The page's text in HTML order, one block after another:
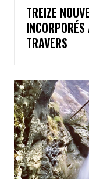
TREIZE
TRAVERS